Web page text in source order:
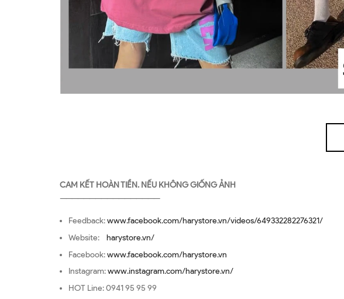
CAM KẾT HOÀN TIỀN. NẾU KHÔNG GIỐNG ẢNH
—————————————————
Feedback:www.facebook.com/harystore.vn/videos/649332282276321/
Website: harystore.vn/
Facebook:www.facebook.com/harystore.vn
Instagram:www.instagram.com/harystore.vn/
HOT Line: 0941 95 95 99